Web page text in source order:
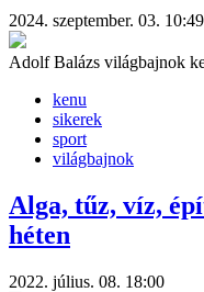
2024. szeptember. 03. 10:49
Adolf Balázs világbajnok
kenu
sikerek
sport
világbajnok
Alga, tűz, víz,
héten
2022. július. 08. 18:00